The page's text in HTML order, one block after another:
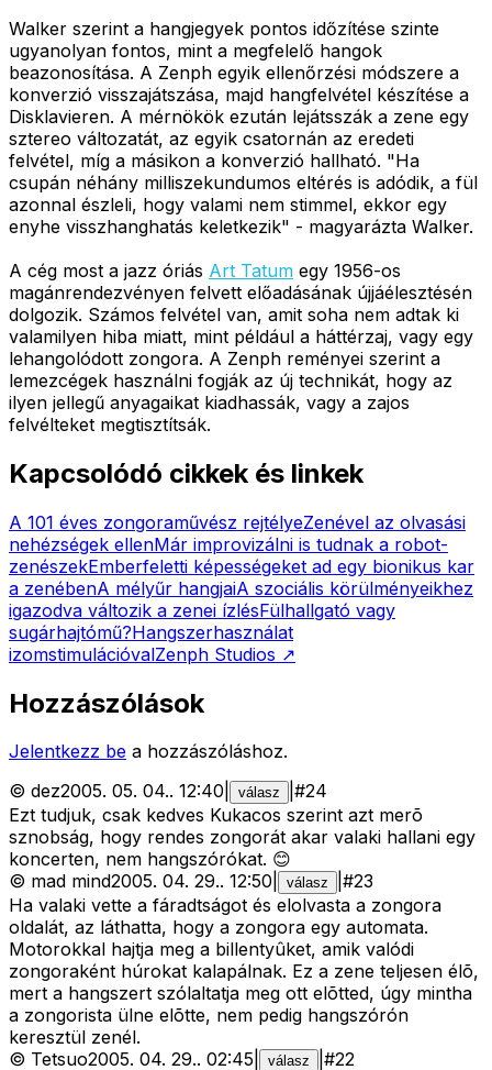
Walker szerint a hangjegyek pontos időzítése szinte
ugyanolyan fontos, mint a megfelelő hangok
beazonosítása. A Zenph egyik ellenőrzési módszere a
konverzió visszajátszása, majd hangfelvétel készítése a
Disklavieren. A mérnökök ezután lejátsszák a zene egy
sztereo változatát, az egyik csatornán az eredeti
felvétel, míg a másikon a konverzió hallható. "Ha
csupán néhány milliszekundumos eltérés is adódik, a fül
azonnal észleli, hogy valami nem stimmel, ekkor egy
enyhe visszhanghatás keletkezik" - magyarázta Walker.
A cég most a jazz óriás Art Tatum egy 1956-os
magánrendezvényen felvett előadásának újjáélesztésén
dolgozik. Számos felvétel van, amit soha nem adtak ki
valamilyen hiba miatt, mint például a háttérzaj, vagy egy
lehangolódott zongora. A Zenph reményei szerint a
lemezcégek használni fogják az új technikát, hogy az
ilyen jellegű anyagaikat kiadhassák, vagy a zajos
felvélteket megtisztítsák.
Kapcsolódó cikkek és linkek
A 101 éves zongoraművész rejtélyeZenével az olvasási
nehézségek ellenMár improvizálni is tudnak a robot-
zenészekEmberfeletti képességeket ad egy bionikus kar
a zenébenA mélyűr hangjaiA szociális körülményeikhez
igazodva változik a zenei ízlésFülhallgató vagy
sugárhajtómű?Hangszerhasználat
izomstimulációvalZenph Studios ↗
Hozzászólások
Jelentkezz be a hozzászóláshoz.
© dez2005. 05. 04.. 12:40 válasz #24
Ezt tudjuk, csak kedves Kukacos szerint azt merõ
sznobság, hogy rendes zongorát akar valaki hallani egy
koncerten, nem hangszórókat. 😊
© mad mind2005. 04. 29.. 12:50 válasz #23
Ha valaki vette a fáradtságot és elolvasta a zongora
oldalát, az láthatta, hogy a zongora egy automata.
Motorokkal hajtja meg a billentyûket, amik valódi
zongoraként húrokat kalapálnak. Ez a zene teljesen élõ,
mert a hangszert szólaltatja meg ott elõtted, úgy mintha
a zongorista ülne elõtte, nem pedig hangszórón
keresztül zenél.
© Tetsuo2005. 04. 29.. 02:45 válasz #22